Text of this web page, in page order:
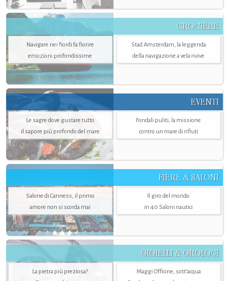
CROCIERE
Navigare nei fiordi fa fiorire
emozioni profondissime
Stad Amsterdam, la leggenda
della navigazione a vela rivive
EVENTI
Le sagre dove gustare tutto
il sapore più profondo del mare
Fondali puliti, la missione
contro un mare di rifiuti
FIERE & SALONI
Salone di Canness, il primo
amore non si scorda mai
Il giro del mondo
in 40 Saloni nautici
GIOIELLI & OROLOGI
La pietra più preziosa?
Maggi Officine, sott’acqua